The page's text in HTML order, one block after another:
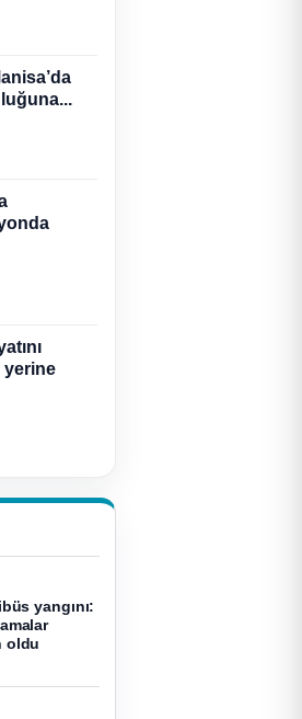
yerine
yangını:
oldu